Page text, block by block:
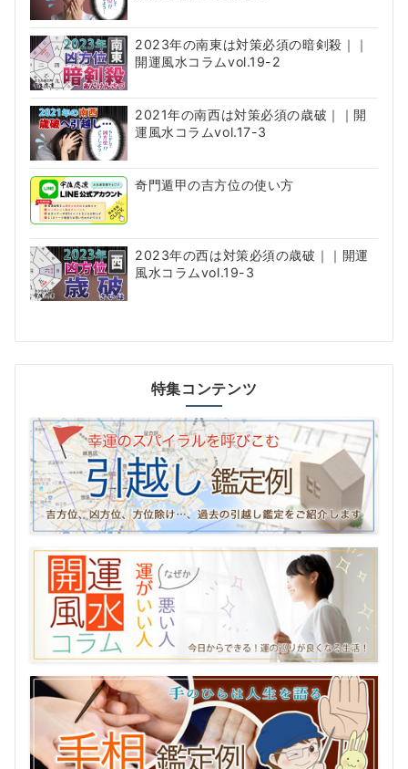
2023年の南東は対策必須の暗剣殺｜｜
開運風水コラムvol.19-2
2021年の南西は対策必須の歳破｜｜開
運風水コラムvol.17-3
奇門遁甲の吉方位の使い方
2023年の西は対策必須の歳破｜｜開運
風水コラムvol.19-3
特集コンテンツ